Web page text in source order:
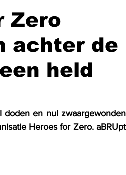
Zero
achter de
held
en nul zwaargewonden
Heroes for Zero. aBRUpt